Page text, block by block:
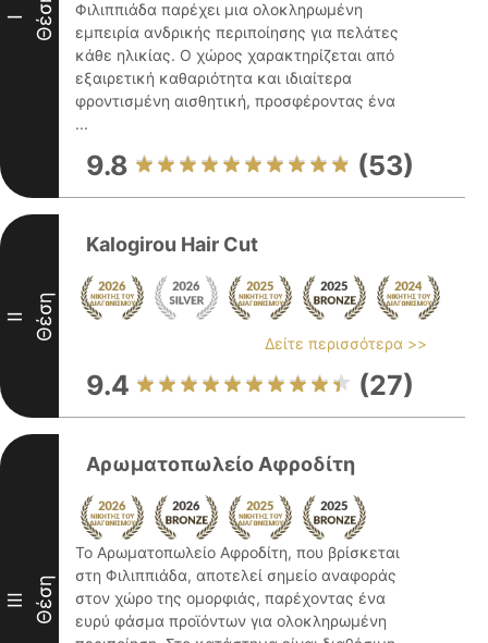
I Θέση
Φιλιππιάδα παρέχει μια ολοκληρωμένη
εμπειρία ανδρικής περιποίησης για πελάτες
κάθε ηλικίας. Ο χώρος χαρακτηρίζεται από
εξαιρετική καθαριότητα και ιδιαίτερα
φροντισμένη αισθητική, προσφέροντας ένα
...
9.8 (53)
II Θέση
Kalogirou Hair Cut
Δείτε περισσότερα >>
9.4 (27)
III Θέση
Αρωματοπωλείο Αφροδίτη
Το Αρωματοπωλείο Αφροδίτη, που βρίσκεται
στη Φιλιππιάδα, αποτελεί σημείο αναφοράς
στον χώρο της ομορφιάς, παρέχοντας ένα
ευρύ φάσμα προϊόντων για ολοκληρωμένη